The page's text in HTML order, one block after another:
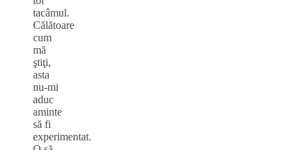
tacâmul.
Călătoare
cum
mă
ştiţi,
asta
nu-mi
aduc
aminte
să fi
experimentat.